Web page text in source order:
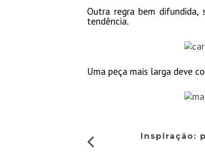
Outra regra bem difundida,
tendência.
Uma peça mais larga deve
Inspiração: